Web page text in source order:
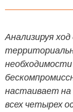
Анализируя
настаивает на
всех четырех